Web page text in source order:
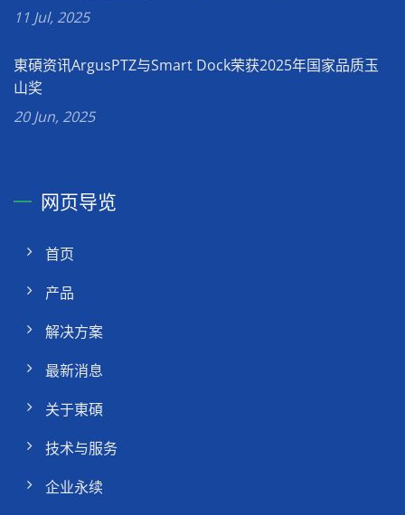
11 Jul, 2025
東碩资讯ArgusPTZ与Smart Dock荣获2025年国家品质玉
山奖
20 Jun, 2025
网页导览
首页
产品
解决方案
最新消息
关于東碩
技术与服务
企业永续